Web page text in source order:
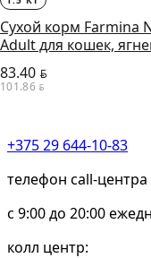
Сухой корм Farmina
Adult для кошек,
83.40 BYN
101.86 BYN
+375 29 644-10-83
телефон call-центра
c 9:00 до 20:00
колл центр: